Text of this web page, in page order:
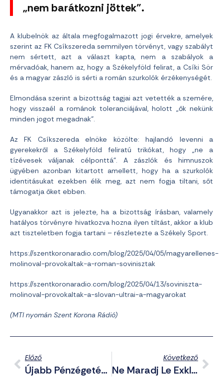
„nem barátkozni jöttek”.
A klubelnök az általa megfogalmazott jogi érvekre, amelyek
szerint az FK Csíkszereda semmilyen törvényt, vagy szabályt
nem sértett, azt a választ kapta, nem a szabályok a
mérvadóak, hanem az, hogy a Székelyföld felirat, a Csíki Sör
és a magyar zászló is sérti a román szurkolók érzékenységét.
Elmondása szerint a bizottság tagjai azt vetették a szemére,
hogy visszaél a románok toleranciájával, holott „ők nekünk
minden jogot megadnak”.
Az FK Csíkszereda elnöke közölte: hajlandó levenni a
gyerekekről a Székelyföld feliratú trikókat, hogy „ne a
tízévesek váljanak célponttá”. A zászlók és himnuszok
ügyében azonban kitartott amellett, hogy ha a szurkolók
identitásukat ezekben élik meg, azt nem fogja tiltani, sőt
támogatja őket ebben.
Ugyanakkor azt is jelezte, ha a bizottság írásban, valamely
hatályos törvényre hivatkozva hozna ilyen tiltást, akkor a klub
azt tiszteletben fogja tartani – részletezte a Székely Sport.
https://szentkoronaradio.com/blog/2025/04/05/magyarellenes-
molinoval-provokaltak-a-roman-sovinisztak
https://szentkoronaradio.com/blog/2025/04/13/soviniszta-
molinoval-provokaltak-a-slovan-ultrai-a-magyarokat
(MTI nyomán Szent Korona Rádió)
Előző
Újabb Pénzégetés: Itt A Nemzeti Konzultáció Újabb Felvonása
Következő
Ne Maradj Le Exkluzív Telegram Posztjainkról Sem! – Összefoglaló A Csatornáról Háborús Hírekkel (2025.09.17.)